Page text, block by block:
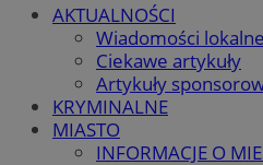
AKTUALNOŚCI
Wiadomości lokalne
Ciekawe artykuły
Artykuły
KRYMINALNE
MIASTO
INFORMACJE O